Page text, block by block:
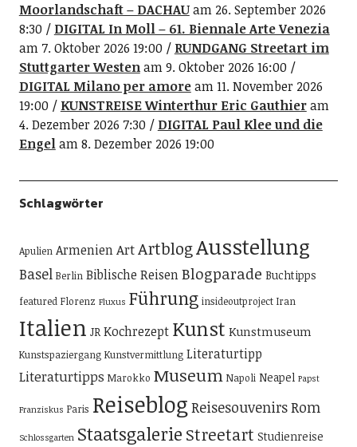
Moorlandschaft – DACHAUam 26. September 2026
8:30
DIGITAL In Moll – 61. Biennale Arte Venezia
am 7. Oktober 2026 19:00
RUNDGANG Streetart im
Stuttgarter Westenam 9. Oktober 2026 16:00
DIGITAL Milano per amoream 11. November 2026
19:00
KUNSTREISE Winterthur Eric Gauthieram
4. Dezember 2026 7:30
DIGITAL Paul Klee und die
Engelam 8. Dezember 2026 19:00
Schlagwörter
Apulien ArmenienArtArtblogAusstellung
Basel Berlin Biblische ReisenBlogparade Buchtipps
featured Florenz Fluxus Führung insideoutproject Iran
Italien JR Kochrezept Kunst Kunstmuseum
Kunstspaziergang Kunstvermittlung Literaturtipp
Literaturtipps Marokko Museum Napoli Neapel Papst
Franziskus Paris Reiseblog ReisesouvenirsRom
Schlossgarten Staatsgalerie Streetart Studienreise